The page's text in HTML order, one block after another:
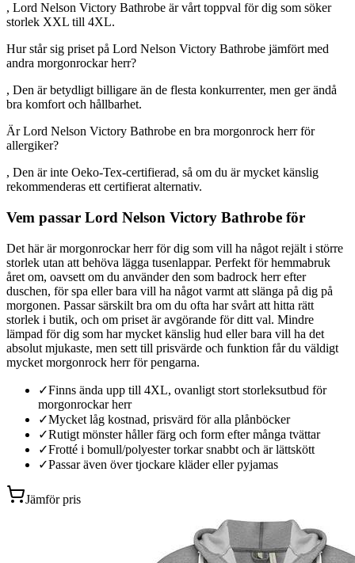
, Lord Nelson Victory Bathrobe är vårt toppval för dig som söker
storlek XXL till 4XL.
Hur står sig priset på Lord Nelson Victory Bathrobe jämfört med
andra morgonrockar herr?
, Den är betydligt billigare än de flesta konkurrenter, men ger ändå
bra komfort och hållbarhet.
Är Lord Nelson Victory Bathrobe en bra morgonrock herr för
allergiker?
, Den är inte Oeko-Tex-certifierad, så om du är mycket känslig
rekommenderas ett certifierat alternativ.
Vem passar Lord Nelson Victory Bathrobe för
Det här är morgonrockar herr för dig som vill ha något rejält i större
storlek utan att behöva lägga tusenlappar. Perfekt för hemmabruk
året om, oavsett om du använder den som badrock herr efter
duschen, för spa eller bara vill ha något varmt att slänga på dig på
morgonen. Passar särskilt bra om du ofta har svårt att hitta rätt
storlek i butik, och om priset är avgörande för ditt val. Mindre
lämpad för dig som har mycket känslig hud eller bara vill ha det
absolut mjukaste, men sett till prisvärde och funktion får du väldigt
mycket morgonrock herr för pengarna.
✓Finns ända upp till 4XL, ovanligt stort storleksutbud för
morgonrockar herr
✓Mycket låg kostnad, prisvärd för alla plånböcker
✓Rutigt mönster håller färg och form efter många tvättar
✓Frotté i bomull/polyester torkar snabbt och är lättskött
✓Passar även över tjockare kläder eller pyjamas
Jämför pris